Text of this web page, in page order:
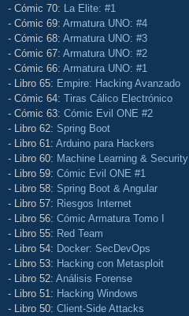
- Cómic 70: La Elite: #1
- Cómic 69: Armatura UNO: #4
- Cómic 68: Armatura UNO: #3
- Cómic 67: Armatura UNO: #2
- Cómic 66: Armatura UNO: #1
- Libro 65: Empire: Hacking Avanzado
- Cómic 64: Tiras Cálico Electrónico
- Cómic 63: Cómic Evil ONE #2
- Libro 62: Spring Boot
- Libro 61: Arduino para Hackers
- Libro 60: Machine Learning & Security
- Libro 59: Cómic Evil ONE #1
- Libro 58: Spring Boot & Angular
- Libro 57: Riesgos Internet
- Libro 56: Cómic Armatura Tomo I
- Libro 55: Red Team
- Libro 54: Docker: SecDevOps
- Libro 53: Hacking con Metasploit
- Libro 52: Análisis Forense
- Libro 51: Hacking Windows
- Libro 50: Client-Side Attacks